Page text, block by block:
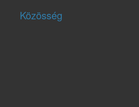
Közösség